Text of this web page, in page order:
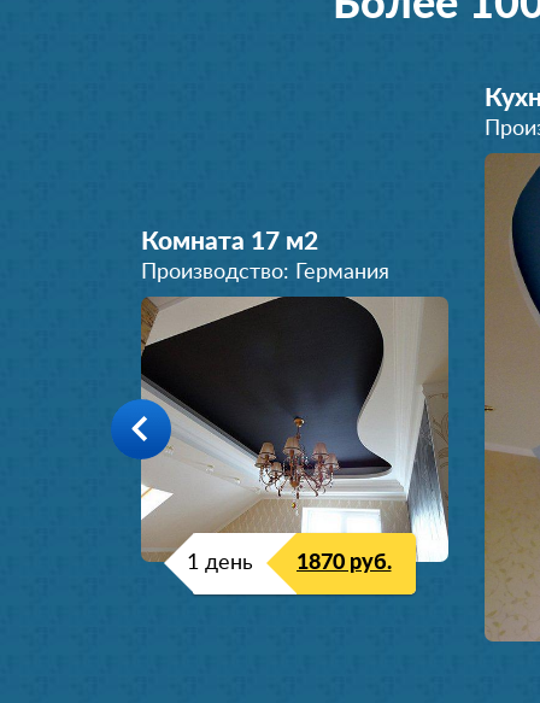
Комната 17 м2
Производство: Германия
1 день 1870 руб.